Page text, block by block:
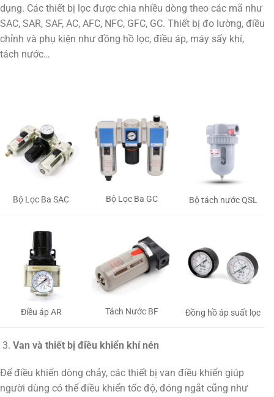
dụng. Các thiết bị lọc được chia nhiều dòng theo các mã như
SAC, SAR, SAF, AC, AFC, NFC, GFC, GC. Thiết bị đo lường, điều
chỉnh và phụ kiện như đồng hồ lọc, điều áp, máy sấy khí,
tách nước…
Bộ Lọc Ba SAC Bộ Lọc Ba GC Bộ tách nước QSL
Điều áp AR Tách Nước BF Đồng hồ áp suất lọc
Van và thiết bị điều khiển khí nén
Để điều khiển dòng chảy, các thiết bị van điều khiển giúp
người dùng có thể điều khiển tốc độ, đóng ngắt cũng như